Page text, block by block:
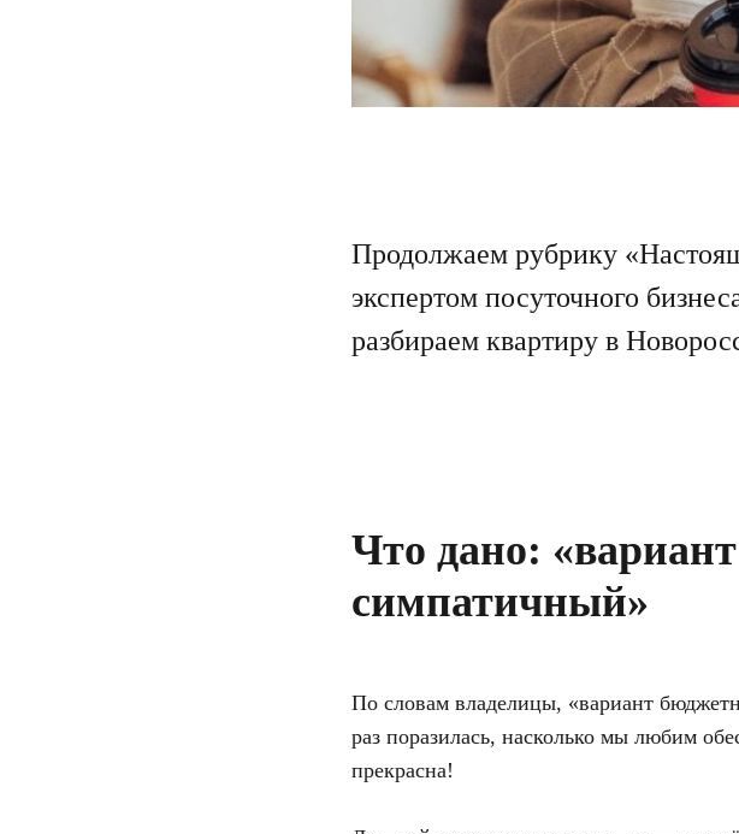
Продолжаем рубрику
экспертом посуточного
разбираем квартиру в
Что дано: «
симпатичный»
По словам владелицы, «вариант
раз поразилась, насколько мы любим
прекрасна!